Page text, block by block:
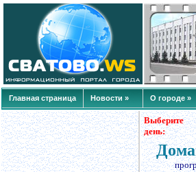
Главная страница Новости » О городе »
Выберите
день: